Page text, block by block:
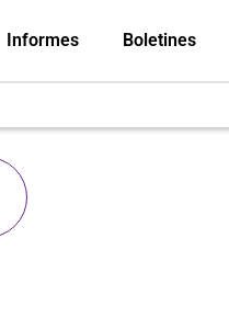
Informes Boletines